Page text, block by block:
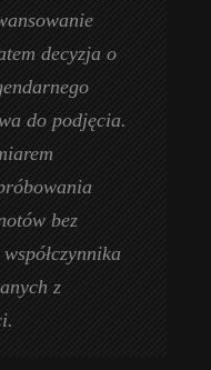
decyzja o
do podjęcia.
bez
z